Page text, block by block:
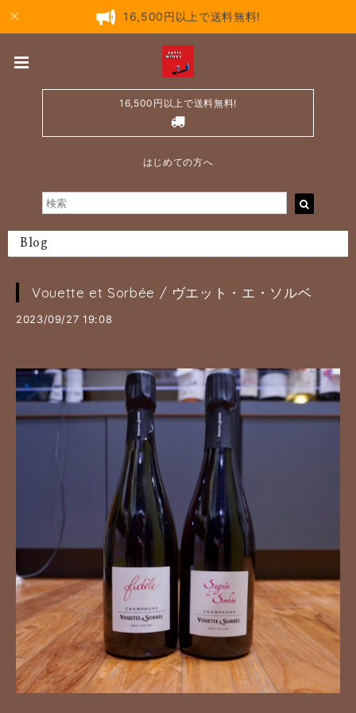
16,500円以上で送料無料!
16,500円以上で送料無料!
はじめての方へ
Blog
Vouette et Sorbée / ヴエット・エ・ソルベ
2023/09/27 19:08